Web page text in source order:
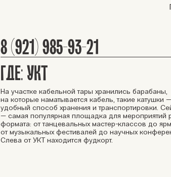
8 (921) 985-93-21
ГДЕ: УКТ
На участке кабельной тары хранились барабаны,
на которые наматывается кабель, такие катушки
удобный способ хранения и транспортировки.
— самая популярная площадка для мероприятий
формата: от танцевальных мастер-классов до
от музыкальных фестивалей до научных
Слева от УКТ находится фудкорт.